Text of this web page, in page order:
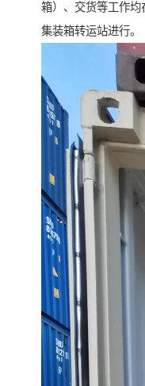
箱）、交货等工作
集装箱转运站进行。